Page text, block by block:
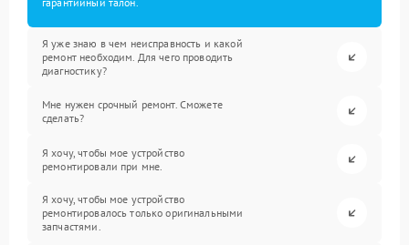
Я уже знаю в чем неисправность и какой
ремонт необходим. Для чего проводить
диагностику?
Мне нужен срочный ремонт. Сможете
сделать?
Я хочу, чтобы мое устройство
ремонтировали при мне.
Я хочу, чтобы мое устройство
ремонтировалось только оригинальными
запчастями.